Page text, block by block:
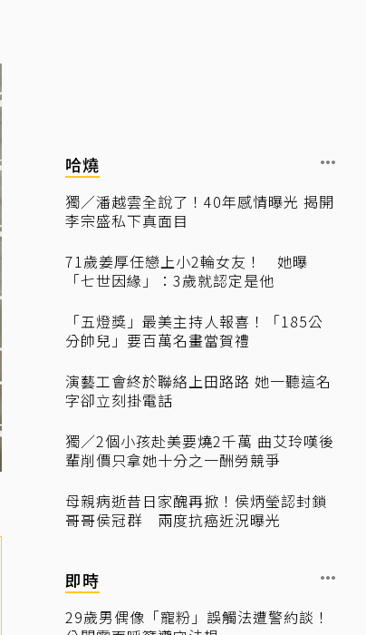
哈燒
獨／潘越雲全說了！40年感情曝光 揭開
李宗盛私下真面目
71歲姜厚任戀上小2輪女友！ 她曝
「七世因緣」：3歲就認定是他
「五燈獎」最美主持人報喜！「185公
分帥兒」要百萬名畫當賀禮
演藝工會終於聯絡上田路路 她一聽這名
字卻立刻掛電話
獨／2個小孩赴美要燒2千萬 曲艾玲嘆後
輩削價只拿她十分之一酬勞競爭
母親病逝昔日家醜再掀！侯炳瑩認封鎖
哥哥侯冠群 兩度抗癌近況曝光
即時
29歲男偶像「寵粉」誤觸法遭警約談！